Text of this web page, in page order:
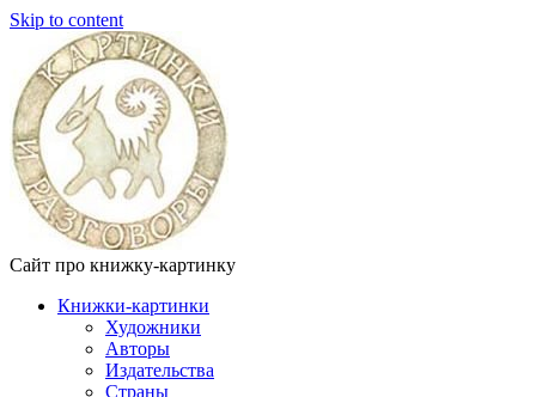
Skip to content
Сайт про книжку-картинку
Книжки-картинки
Художники
Авторы
Издательства
Страны